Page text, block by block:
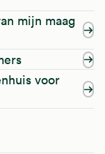
mijn maag
voor